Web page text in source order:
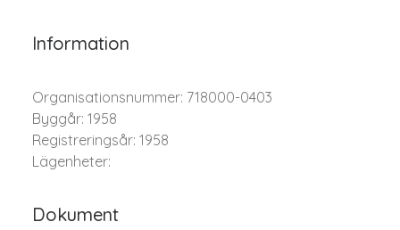
Information
Organisationsnummer: 718000-0403
Byggår: 1958
Registreringsår: 1958
Lägenheter:
Dokument